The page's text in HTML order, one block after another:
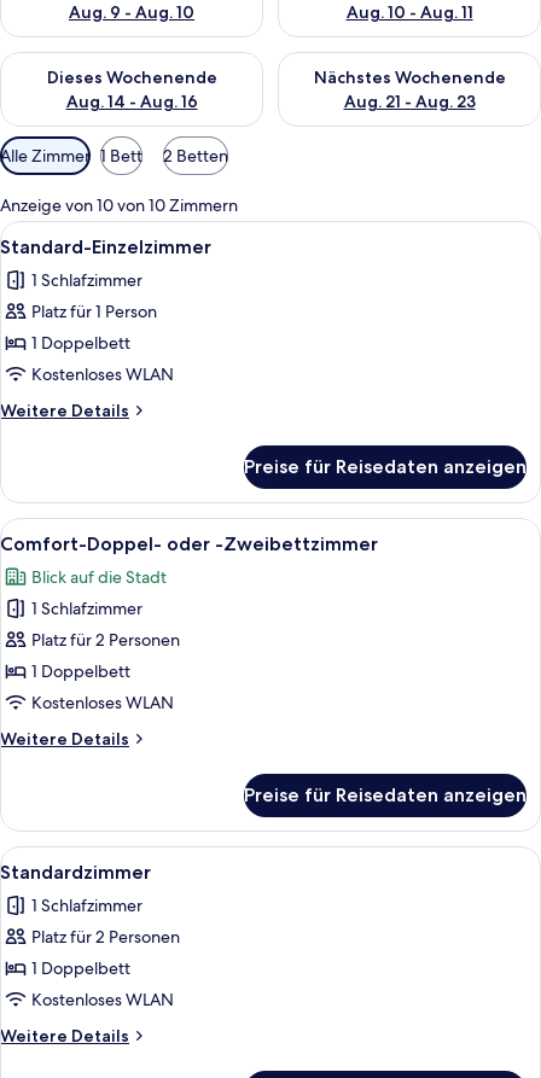
Aug. 9 - Aug. 10
Aug. 10 - Aug. 11
Dieses Wochenende
Aug. 14 - Aug. 16
Überprüfe die Verfügbarkeit für dieses Wochenende, Aug. 14
Nächstes Wochenende
Aug. 21 - Aug. 23
Überprüfe die Verfügbarkeit
Verfügbare
Filter
für
Zimmer
Alle Zimmer 1 Bett 2 Betten
Anzeige von 10 von 10 Zimmern
Alle
Fotos
für
Standard-
Einzelzimmer
anzeigen
Ein Hotelzimmer mit einem Bett,
8
Standard-Einzelzimmer
1 Schlafzimmer
Platz für 1 Person
1 Doppelbett
Kostenloses WLAN
Weitere Details
Weitere
Einzelzimmer
Preise für Reisedaten anzeigen
Alle
Fotos
für
Comfort-
Doppel-
oder
-
anzeigen
Ein Hotelzimmer mit einem großen
16
Comfort-Doppel- oder -Zweibettzimmer
Blick auf die Stadt
1 Schlafzimmer
Platz für 2 Personen
1 Doppelbett
Kostenloses WLAN
Weitere Details
Weitere
Doppel-
oder
-
Preise für Reisedaten anzeigen
Alle
Fotos
für
Standardzimmer
anzeigen
Ein modernes Hotelzimmer mit
7
Standardzimmer
1 Schlafzimmer
Platz für 2 Personen
1 Doppelbett
Kostenloses WLAN
Weitere Details
Weitere